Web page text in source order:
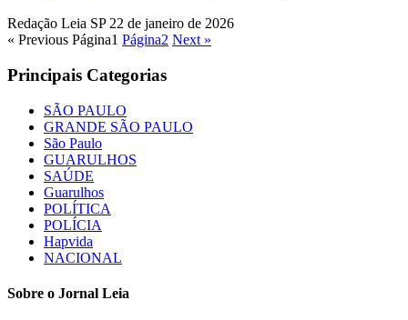
Redação Leia SP 22 de janeiro de 2026
« Previous Página1 Página2 Next »
Principais Categorias
SÃO PAULO
GRANDE SÃO PAULO
São Paulo
GUARULHOS
SAÚDE
Guarulhos
POLÍTICA
POLÍCIA
Hapvida
NACIONAL
Sobre o Jornal Leia